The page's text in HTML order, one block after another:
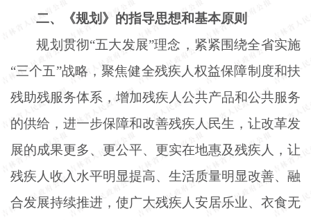
二、《规划》的指导思想和基本原则
规划贯彻“五大发展”理念，紧紧围绕全省实施
“三个五”战略，聚焦健全残疾人权益保障制度和扶
残助残服务体系，增加残疾人公共产品和公共服务
的供给，进一步保障和改善残疾人民生，让改革发
展的成果更多、更公平、更实在地惠及残疾人，让
残疾人收入水平明显提高、生活质量明显改善、融
合发展持续推进，使广大残疾人安居乐业、衣食无